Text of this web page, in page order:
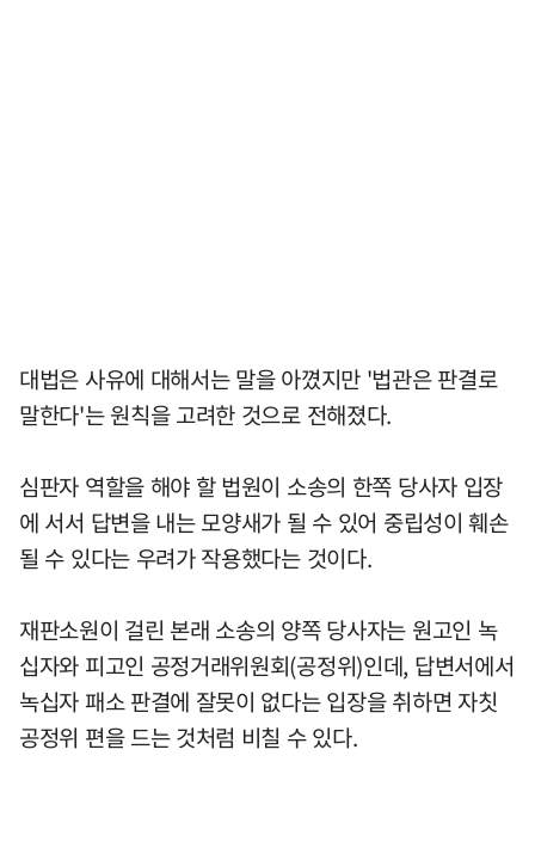
대법은 사유에 대해서는 말을 아꼈지만 '법관은 판결로
말한다'는 원칙을 고려한 것으로 전해졌다.
심판자 역할을 해야 할 법원이 소송의 한쪽 당사자 입장
에 서서 답변을 내는 모양새가 될 수 있어 중립성이 훼손
될 수 있다는 우려가 작용했다는 것이다.
재판소원이 걸린 본래 소송의 양쪽 당사자는 원고인 녹
십자와 피고인 공정거래위원회(공정위)인데, 답변서에서
녹십자 패소 판결에 잘못이 없다는 입장을 취하면 자칫
공정위 편을 드는 것처럼 비칠 수 있다.